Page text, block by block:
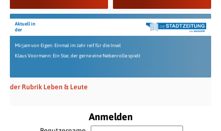
Aktuell in
der
Mirjam von Eigen: Einmal im Jahr reif für die Insel
Klaus Voormann: Ein Star, der gerne eine Nebenrolle spielt
der Rubrik Leben & Leute
Anmelden